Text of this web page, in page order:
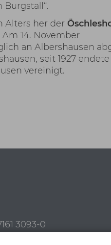
Burgstall“.
Alters her der
14. November
an Albershausen
seit 1927
vereinigt.
3093-0